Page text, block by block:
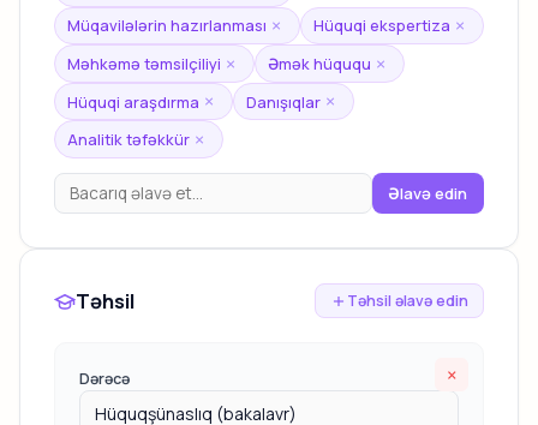
Müqavilələrin hazırlanması × Hüquqi ekspertiza ×
Məhkəmə təmsilçiliyi × Əmək hüququ ×
Hüquqi araşdırma × Danışıqlar ×
Analitik təfəkkür ×
Əlavə edin
Təhsil Təhsil əlavə edin
×
Dərəcə